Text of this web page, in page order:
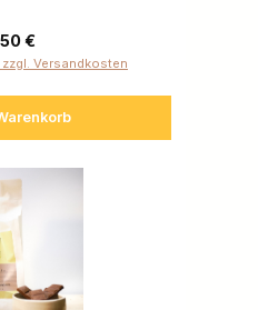
Preis:
€
Versandkosten